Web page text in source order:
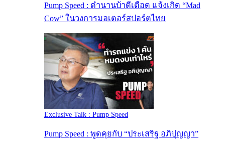
Pump Speed : ตำนานบ้าดีเดือด แจ้งเกิด “Mad
Cow” ในวงการมอเตอร์สปอร์ตไทย
Exclusive Talk : Pump Speed
Pump Speed : พูดคุยกับ “ประเสริฐ อภิปุญญา”